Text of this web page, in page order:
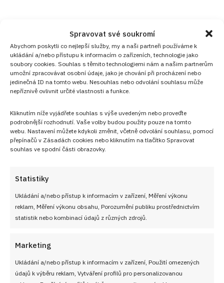
Spravovat své soukromí
Abychom poskytli co nejlepší služby, my a naši partneři používáme k
ukládání a/nebo přístupu k informacím o zařízeních, technologie jako
soubory cookies. Souhlas s těmito technologiemi nám a našim partnerům
umožní zpracovávat osobní údaje, jako je chování při procházení nebo
jedinečná ID na tomto webu. Nesouhlas nebo odvolání souhlasu může
nepříznivě ovlivnit určité vlastnosti a funkce.
Kliknutím níže vyjádřete souhlas s výše uvedeným nebo proveďte
podrobnější rozhodnutí. Vaše volby budou použity pouze na tomto
webu. Nastavení můžete kdykoli změnit, včetně odvolání souhlasu, pomocí
přepínačů v Zásadách cookies nebo kliknutím na tlačítko Spravovat
souhlas ve spodní části obrazovky.
Statistiky
Ukládání a/nebo přístup k informacím v zařízení, Měření výkonu
reklam, Měření výkonu obsahu, Porozumění publiku prostřednictvím
statistik nebo kombinací údajů z různých zdrojů.
Marketing
Ukládání a/nebo přístup k informacím v zařízení, Použití omezených
údajů k výběru reklam, Vytváření profilů pro personalizovanou
PŘEDCHOZÍ RECEPT
Vanilkový pudinkáč z
kynutého těsta